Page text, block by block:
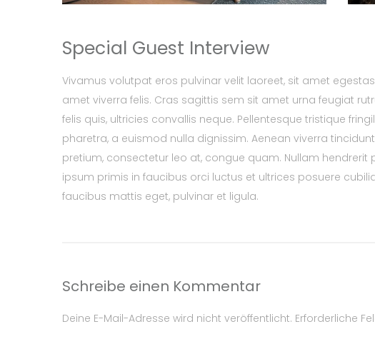
Special Guest Interview
Vivamus volutpat eros pulvinar velit laoreet, sit amet
amet viverra felis. Cras sagittis sem sit amet urna feugiat
felis quis, ultricies convallis neque. Pellentesque tristique
pharetra, a euismod nulla dignissim. Aenean viverra
pretium, consectetur leo at, congue quam. Nullam
ipsum primis in faucibus orci luctus et ultrices posuere
faucibus mattis eget, pulvinar et ligula.
Schreibe einen Kommentar
Deine E-Mail-Adresse wird nicht veröffentlicht. Erforderliche